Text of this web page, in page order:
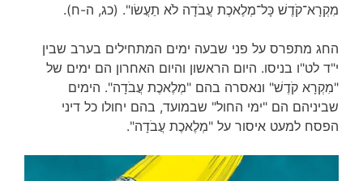
מִקְרָא־קֹדֶשׁ כָּל־מְלֶאכֶת עֲבֹדָה לֹא תַעֲשׂו". (כג, ה-ח).
החג מתפרס על פני שבעה ימים המתחילים בערב שבין
י"ד לט"ו בניסו. היום הראשון והיום האחרון הם ימים של
"מִקְרָא קֹדֶשׁ" ונאסרה בהם "מְלֶאכֶת עֲבֹדָה". הימים
שביניהם הם "ימי החול" שבמועד, בהם יחולו כל דיני
הפסח למעט איסור על "מְלֶאכֶת עֲבֹדָה".